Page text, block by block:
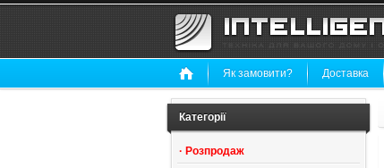
Як замовити? Доставка
Категорії
· Розпродаж